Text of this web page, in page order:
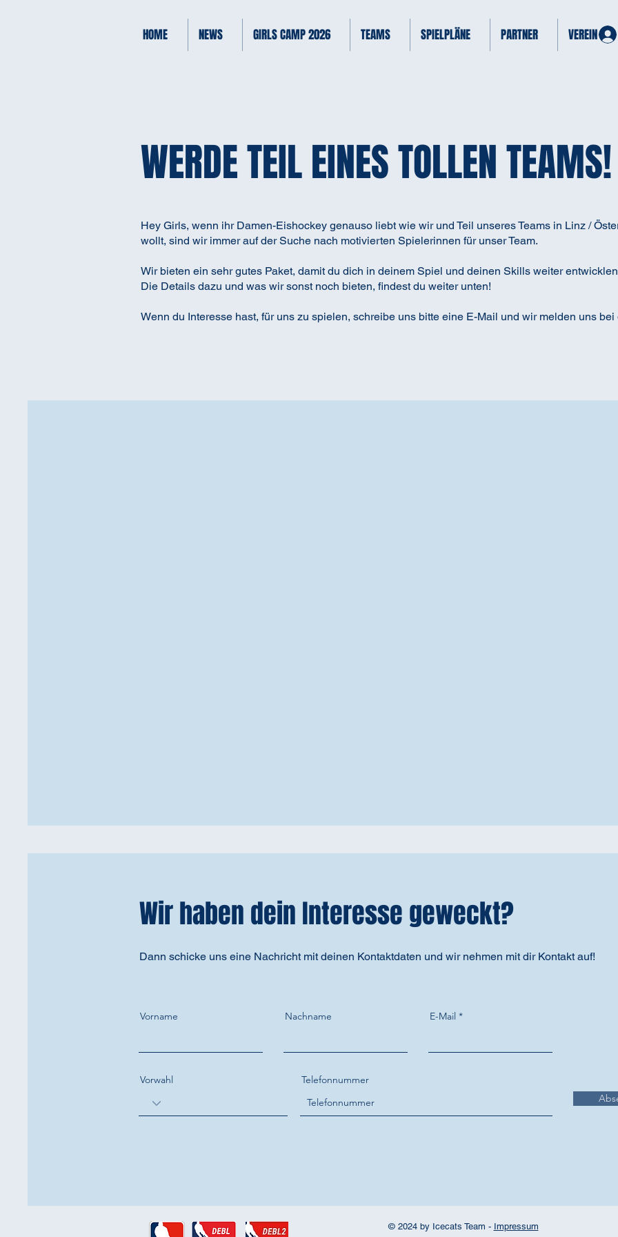
HOME NEWS GIRLS CAMP 2026 TEAMS SPIELPLÄNE PARTNER VEREIN
WERDE TEIL EINES TOLLEN TEAMS!
Hey Girls, wenn ihr Damen-Eishockey genauso liebt wie wir und Teil unseres Teams in Linz /
wollt, sind wir immer auf der Suche nach motivierten Spielerinnen für unser Team.
Wir bieten ein sehr gutes Paket, damit du dich in deinem Spiel und deinen Skills weiter
Die Details dazu und was wir sonst noch bieten, findest du weiter unten!
Wenn du Interesse hast, für uns zu spielen, schreibe uns bitte eine E-Mail und wir melden uns bei
Wir haben dein Interesse geweckt?
Dann schicke uns eine Nachricht mit deinen Kontaktdaten und wir nehmen mit dir Kontakt auf!
Vorname Nachname E-Mail
Vorwahl
Telefonnummer
© 2024 by Icecats Team - Impressum